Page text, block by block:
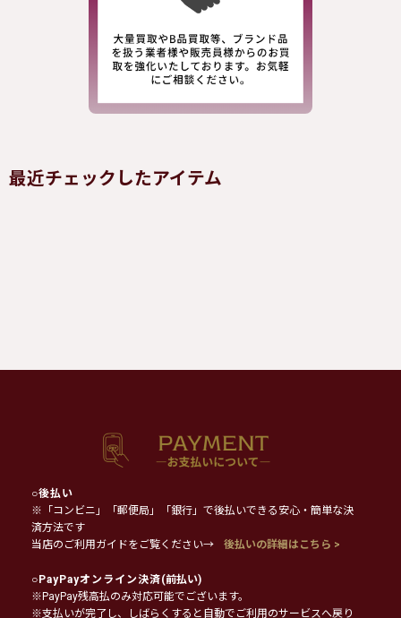
最近チェックしたアイテム
○後払い
※「コンビニ」「郵便局」「銀行」で後払いできる安心・簡単な決
済方法です
当店のご利用ガイドをご覧ください→
後払いの詳細はこちら >
○PayPayオンライン決済(前払い)
※PayPay残高払のみ対応可能でございます。
※支払いが完了し、しばらくすると自動でご利用のサービスへ戻り